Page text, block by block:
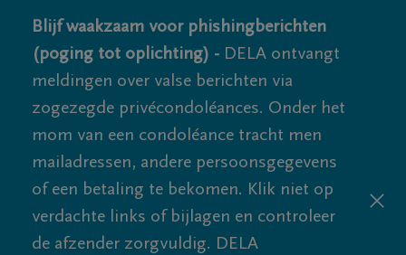
Blijf waakzaam voor phishingberichten
(poging tot oplichting) - DELA ontvangt
meldingen over valse berichten via
zogezegde privécondoléances. Onder het
mom van een condoléance tracht men
mailadressen, andere persoonsgegevens
of een betaling te bekomen. Klik niet op
verdachte links of bijlagen en controleer
de afzender zorgvuldig. DELA